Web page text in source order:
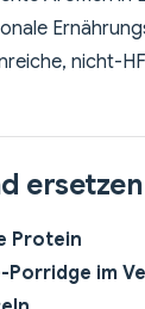
nicht-
ersetzen
Protein
im